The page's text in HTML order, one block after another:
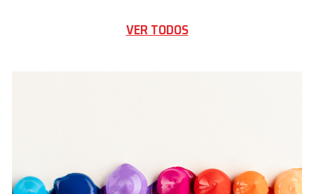
VER TODOS